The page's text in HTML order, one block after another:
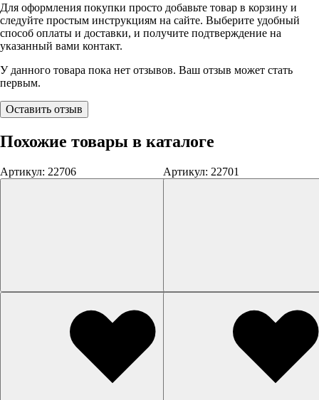
Для оформления покупки просто добавьте товар в корзину и
следуйте простым инструкциям на сайте. Выберите удобный
способ оплаты и доставки, и получите подтверждение на
указанный вами контакт.
У данного товара пока нет отзывов. Ваш отзыв может стать
первым.
Оставить отзыв
Похожие товары в каталоге
Артикул: 22706 Артикул: 22701